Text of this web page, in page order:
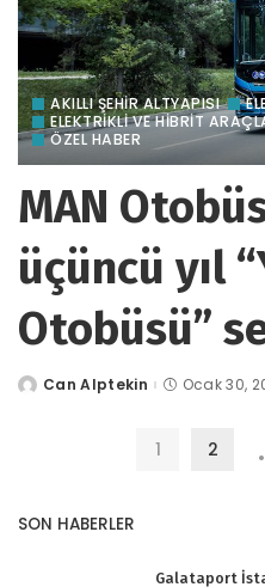
AKILLI ŞEHİR ALTYAPISI
ELEKTRİKLİ VE HİBRİT
ÖZEL HABER
MAN
üçüncü yıl
Otobüsü”
tarafından
Can Alptekin Ocak 30,
1 2
SON HABERLER
Galataport